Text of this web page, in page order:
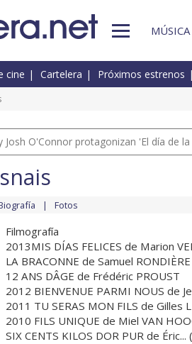
MÚSICA
cine Cartelera Próximos estrenos
Josh O'Connor protagonizan 'El día de
Fotos
Filmografía
2013MIS DÍAS FELICES de Marion
LA BRACONNE de Samuel RONDIÈRE
12 ANS DÂGE de Frédéric PROUST
2012 BIENVENUE PARMI NOUS de
2011 TU SERAS MON FILS de Gilles
2010 FILS UNIQUE de Miel VAN
SIX CENTS KILOS DOR PUR de Éric... (